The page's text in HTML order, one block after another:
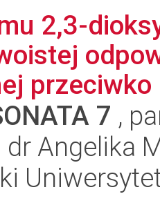
2,3-
7 ,
dr Angelika